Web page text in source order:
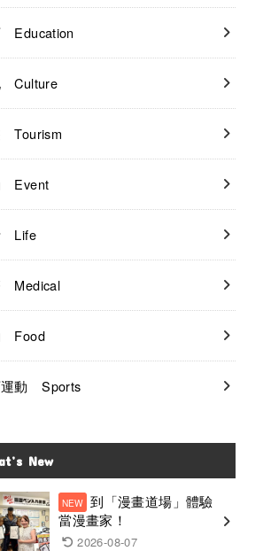
Education
Culture
Tourism
Event
Life
Medical
Food
動 Sports
New
到「漫畫道場」體驗
當漫畫家！
2026-08-07